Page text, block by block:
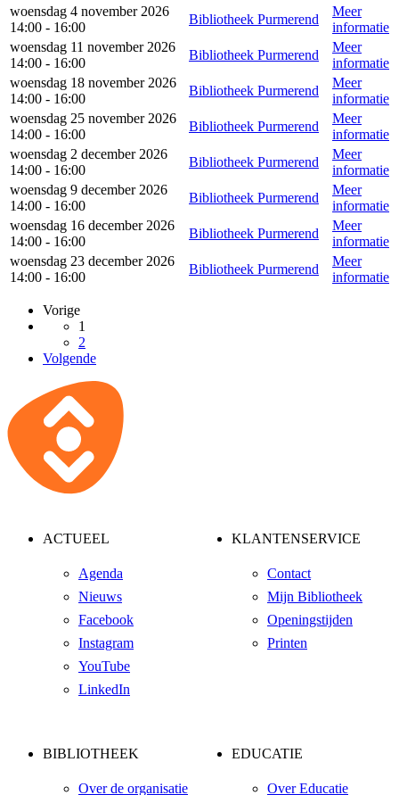
woensdag 4 november 2026
14:00 - 16:00
Bibliotheek Purmerend
Meer
informatie
woensdag 11 november 2026
14:00 - 16:00
Bibliotheek Purmerend
Meer
informatie
woensdag 18 november 2026
14:00 - 16:00
Bibliotheek Purmerend
Meer
informatie
woensdag 25 november 2026
14:00 - 16:00
Bibliotheek Purmerend
Meer
informatie
woensdag 2 december 2026
14:00 - 16:00
Bibliotheek Purmerend
Meer
informatie
woensdag 9 december 2026
14:00 - 16:00
Bibliotheek Purmerend
Meer
informatie
woensdag 16 december 2026
14:00 - 16:00
Bibliotheek Purmerend
Meer
informatie
woensdag 23 december 2026
14:00 - 16:00
Bibliotheek Purmerend
Meer
informatie
Vorige
1
2
Volgende
ACTUEEL
Agenda
Nieuws
Facebook
Instagram
YouTube
LinkedIn
KLANTENSERVICE
Contact
Mijn Bibliotheek
Openingstijden
Printen
BIBLIOTHEEK
Over de organisatie
EDUCATIE
Over Educatie